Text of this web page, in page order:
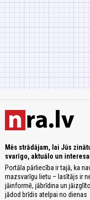
Mēs strādājam, lai Jūs
svarīgo, aktuālo un
Portāla pārliecība ir tajā, ka
mazsvarīgu lietu – lasītājs ir
jāinformē, jābrīdina un
jādod brīdis atelpai no dienas